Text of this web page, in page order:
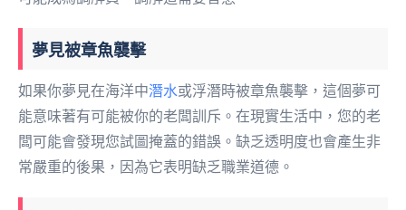
夢見被章魚襲擊
如果你夢見在海洋中潛水或浮潛時被章魚襲擊，這個夢可
能意味著有可能被你的老闆訓斥。在現實生活中，您的老
闆可能會發現您試圖掩蓋的錯誤。缺乏透明度也會產生非
常嚴重的後果，因為它表明缺乏職業道德。